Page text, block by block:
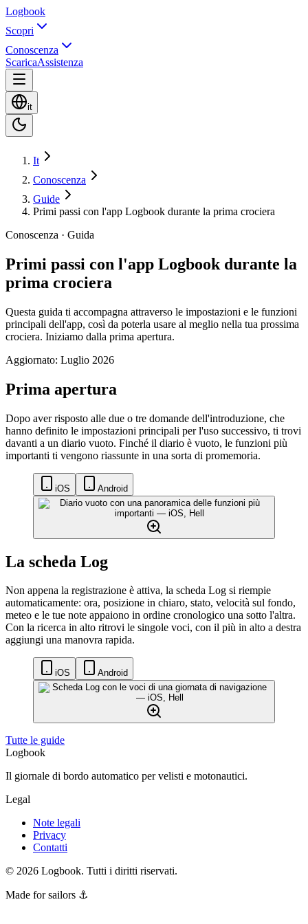
Logbook
Scopri
Conoscenza
ScaricaAssistenza
it
It
Conoscenza
Guide
Primi passi con l'app Logbook durante la prima crociera
Conoscenza · Guida
Primi passi con l'app Logbook durante la
prima crociera
Questa guida ti accompagna attraverso le impostazioni e le funzioni
principali dell'app, così da poterla usare al meglio nella tua prossima
crociera. Iniziamo dalla prima apertura.
Aggiornato: Luglio 2026
Prima apertura
Dopo aver risposto alle due o tre domande dell'introduzione, che
hanno definito le impostazioni principali per l'uso successivo, ti trovi
davanti a un diario vuoto. Finché il diario è vuoto, le funzioni più
importanti ti vengono riassunte in una sorta di promemoria.
iOS Android
La scheda Log
Non appena la registrazione è attiva, la scheda Log si riempie
automaticamente: ora, posizione in chiaro, stato, velocità sul fondo,
meteo e le tue note appaiono in ordine cronologico una sotto l'altra.
Con la ricerca in alto ritrovi le singole voci, con il più in alto a destra
aggiungi una manovra rapida.
iOS Android
Tutte le guide
Logbook
Il giornale di bordo automatico per velisti e motonautici.
Legal
Note legali
Privacy
Contatti
© 2026 Logbook. Tutti i diritti riservati.
Made for sailors ⚓